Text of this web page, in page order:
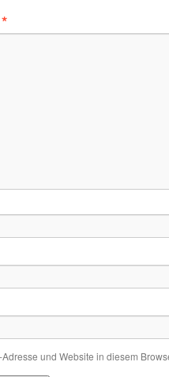
*
und Website in diesem